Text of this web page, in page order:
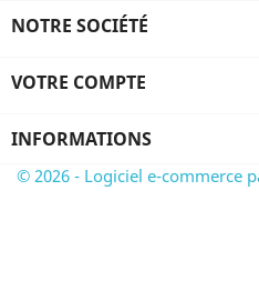
NOTRE SOCIÉTÉ
VOTRE COMPTE
INFORMATIONS
© 2026 - Logiciel e-commerce